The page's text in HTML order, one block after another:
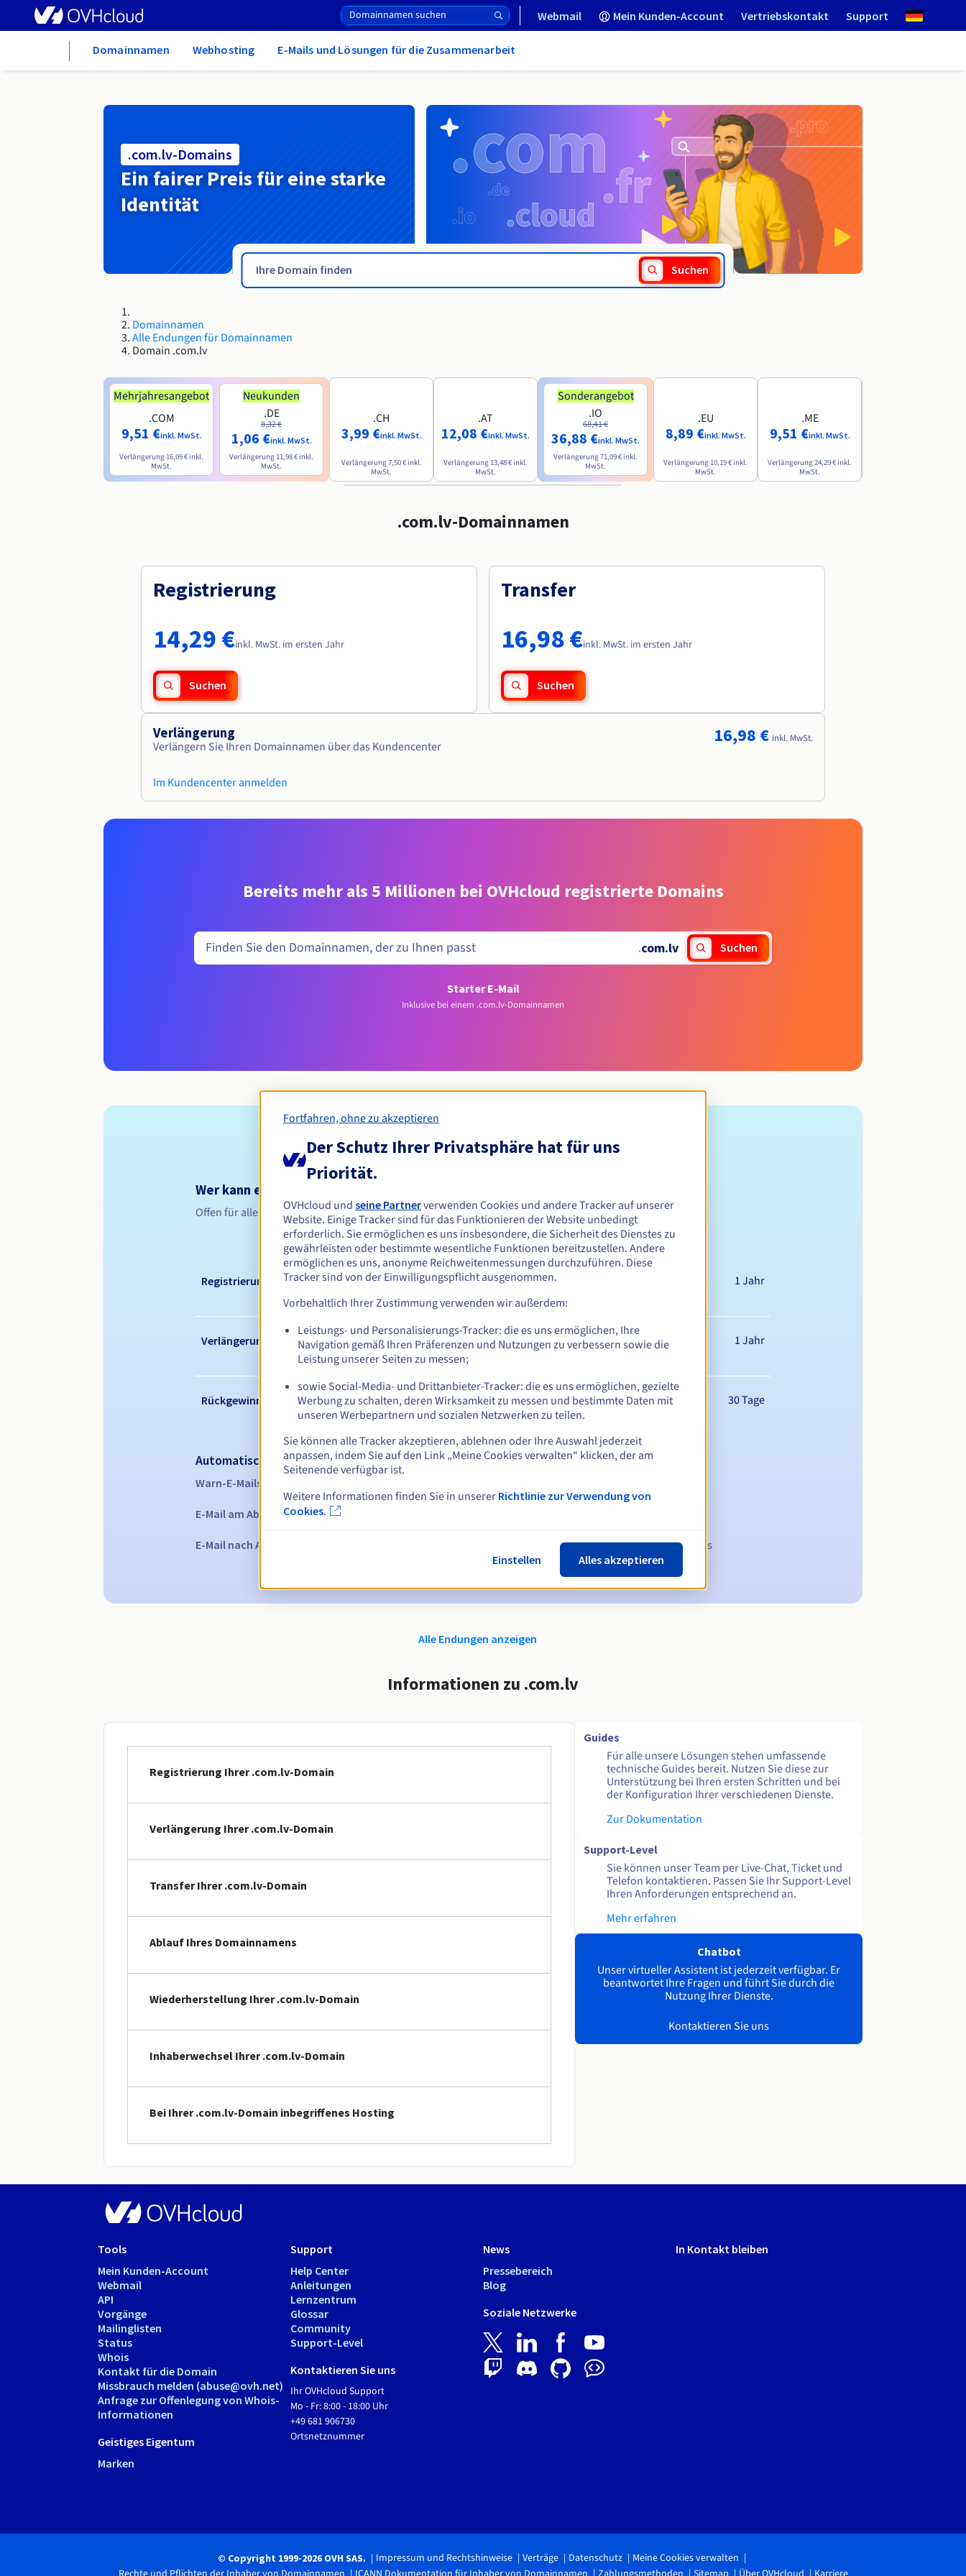
Webmail Mein Kunden-Account Vertriebskontakt Support
Domainnamen Webhosting E-Mails und Lösungen für die Zusammenarbeit
.com.lv-Domains
Ein fairer Preis für eine starke
Identität
Suchen
Domainnamen
Alle Endungen für Domainnamen
Domain .com.lv
Mehrjahresangebot
.COM
9,51 €inkl. MwSt.
Verlängerung 16,09 € inkl.
MwSt.
Neukunden
.DE
8,32 €
1,06 €inkl. MwSt.
Verlängerung 11,98 € inkl.
MwSt.
.CH
3,99 €inkl. MwSt.
Verlängerung 7,50 € inkl.
MwSt.
.AT
12,08 €inkl. MwSt.
Verlängerung 13,48 € inkl.
MwSt.
Sonderangebot
.IO
68,41 €
36,88 €inkl. MwSt.
Verlängerung 71,09 € inkl.
MwSt.
.EU
8,89 €inkl. MwSt.
Verlängerung 10,19 € inkl.
MwSt.
.ME
9,51 €inkl. MwSt.
Verlängerung 24,29 € inkl.
MwSt.
.com.lv-Domainnamen
Registrierung
14,29 €inkl. MwSt. im ersten Jahr
Suchen
Transfer
16,98 €inkl. MwSt. im ersten Jahr
Suchen
Verlängerung
Verlängern Sie Ihren Domainnamen über das Kundencenter
Im Kundencenter anmelden
16,98 € inkl. MwSt.
Bereits mehr als 5 Millionen bei OVHcloud registrierte Domains
.com.lv Suchen
Starter E-Mail
Inklusive bei einem .com.lv-Domainnamen
Zulassungsbedingungen
Wer kann eine .com.lv-Domain registrieren?
Offen für alle natürlichen oder juristischen Personen ohne geografische Einschränkung.
Verwaltungsregeln und Benachrichtigungen
Registrierungszeitraum 1 Jahr
Verlängerungszeitraum 1 Jahr
Rückgewinnungsfrist 30 Tage
Automatische Benachrichtigungen:
Warn-E-Mails:
E-Mail am Ablaufdatumzur Benachrichtigung über die Sperrung des Domainnamens
E-Mail nach Ablauf der Rückgewinnungsfrist zur Benachrichtigung über die Löschung des Domainnamens
Alle Endungen anzeigen
Informationen zu .com.lv
Registrierung Ihrer .com.lv-Domain
Verlängerung Ihrer .com.lv-Domain
Transfer Ihrer .com.lv-Domain
Ablauf Ihres Domainnamens
Wiederherstellung Ihrer .com.lv-Domain
Inhaberwechsel Ihrer .com.lv-Domain
Bei Ihrer .com.lv-Domain inbegriffenes Hosting
Guides
Für alle unsere Lösungen stehen umfassende
technische Guides bereit. Nutzen Sie diese zur
Unterstützung bei Ihren ersten Schritten und bei
der Konfiguration Ihrer verschiedenen Dienste.
Zur Dokumentation
Support-Level
Sie können unser Team per Live-Chat, Ticket und
Telefon kontaktieren. Passen Sie Ihr Support-Level
Ihren Anforderungen entsprechend an.
Mehr erfahren
Chatbot
Unser virtueller Assistent ist jederzeit verfügbar. Er
beantwortet Ihre Fragen und führt Sie durch die
Nutzung Ihrer Dienste.
Kontaktieren Sie uns
Tools
Mein Kunden-Account
Webmail
API
Vorgänge
Mailinglisten
Status
Whois
Kontakt für die Domain
Missbrauch melden (abuse@ovh.net)
Anfrage zur Offenlegung von Whois-
Informationen
Geistiges Eigentum
Marken
Support
Help Center
Anleitungen
Lernzentrum
Glossar
Community
Support-Level
Kontaktieren Sie uns
Ihr OVHcloud Support
Mo - Fr: 8:00 - 18:00 Uhr
+49 681 906730
Ortsnetznummer
News
Pressebereich
Blog
Soziale Netzwerke
In Kontakt bleiben
© Copyright 1999-2026 OVH SAS. Impressum und Rechtshinweise Verträge Datenschutz
Meine Cookies verwalten
Fortfahren, ohne zu akzeptieren
Der Schutz Ihrer Privatsphäre hat für uns
Priorität.
OVHcloud und seine Partnerverwenden Cookies und andere Tracker auf unserer
Website. Einige Tracker sind für das Funktionieren der Website unbedingt
erforderlich. Sie ermöglichen es uns insbesondere, die Sicherheit des Dienstes zu
gewährleisten oder bestimmte wesentliche Funktionen bereitzustellen. Andere
ermöglichen es uns, anonyme Reichweitenmessungen durchzuführen. Diese
Tracker sind von der Einwilligungspflicht ausgenommen.
Vorbehaltlich Ihrer Zustimmung verwenden wir außerdem:
Leistungs- und Personalisierungs-Tracker: die es uns ermöglichen, Ihre
Navigation gemäß Ihren Präferenzen und Nutzungen zu verbessern sowie die
Leistung unserer Seiten zu messen;
sowie Social-Media- und Drittanbieter-Tracker: die es uns ermöglichen, gezielte
Werbung zu schalten, deren Wirksamkeit zu messen und bestimmte Daten mit
unseren Werbepartnern und sozialen Netzwerken zu teilen.
Sie können alle Tracker akzeptieren, ablehnen oder Ihre Auswahl jederzeit
anpassen, indem Sie auf den Link „Meine Cookies verwalten“ klicken, der am
Seitenende verfügbar ist.
Weitere Informationen finden Sie in unserer Richtlinie zur Verwendung von
Cookies.
Einstellen Alles akzeptieren